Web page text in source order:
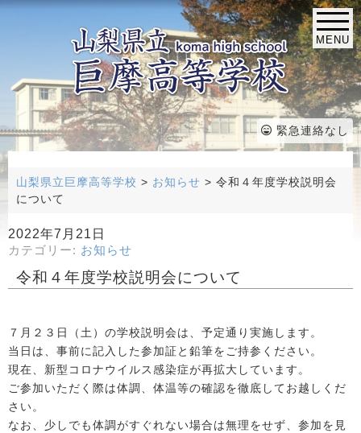
MENU
緊急連絡なし
山梨県立巨摩高等学校 > お知らせ > 令和４年度学校説明会
について
2022年7月21日
カテゴリー: お知らせ
令和４年度学校説明会について
７月２３日（土）の学校説明会は、予定通り実施します。
当日は、事前に記入した参加証と鉛筆をご持参ください。
現在、新型コロナウイルス感染症が再拡大しています。
ご参加いただく際は体調、体温等の確認を徹底してお越しくだ
さい。
なお、少しでも体調がすぐれない場合は無理をせず、参加を見